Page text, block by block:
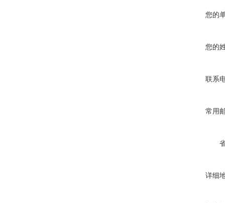
您的
您的
联系
常用
详细